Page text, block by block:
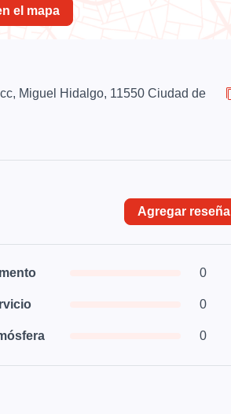
el mapa
Miguel Hidalgo, 11550 Ciudad de
Agregar reseña
0
0
0